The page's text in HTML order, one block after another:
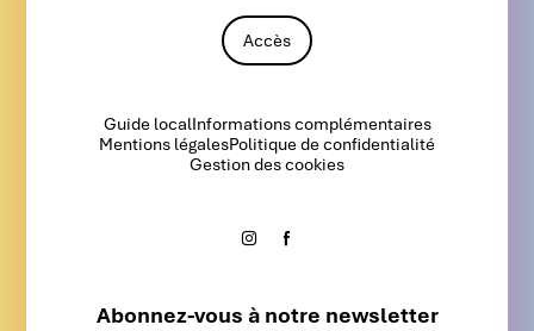
Accès
Guide localInformations complémentaires
Mentions légalesPolitique de confidentialité
Gestion des cookies
Abonnez-vous à notre newsletter